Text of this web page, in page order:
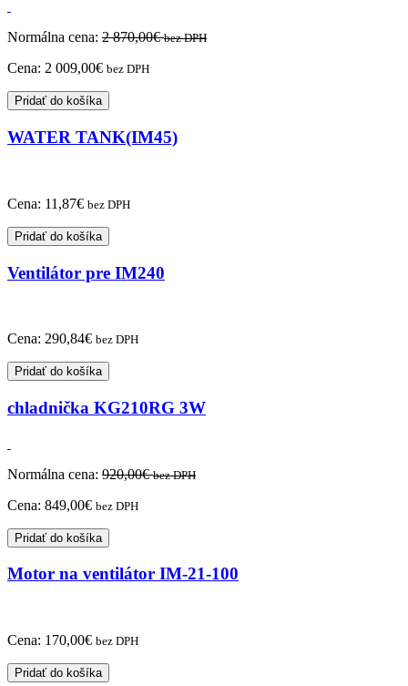
Normálna cena: 2 870,00€ bez DPH
Cena: 2 009,00€ bez DPH
Pridať do košíka
WATER TANK(IM45)
Cena: 11,87€ bez DPH
Pridať do košíka
Ventilátor pre IM240
Cena: 290,84€ bez DPH
Pridať do košíka
chladnička KG210RG 3W
Normálna cena: 920,00€ bez DPH
Cena: 849,00€ bez DPH
Pridať do košíka
Motor na ventilátor IM-21-100
Cena: 170,00€ bez DPH
Pridať do košíka